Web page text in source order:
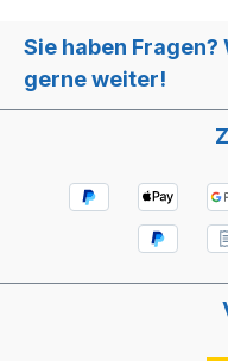
Sie haben
gerne weiter!